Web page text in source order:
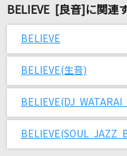
[オリカラ]色は匂
幽閉サテライト
Best Friend's Girl
三代目 J SOUL BROTHERS
Vinyl
King Gnu
BELIEVE [良音]に関連
BELIEVE
BELIEVE(生音)
BELIEVE(DJ WATARAI
BELIEVE(SOUL JAZZ